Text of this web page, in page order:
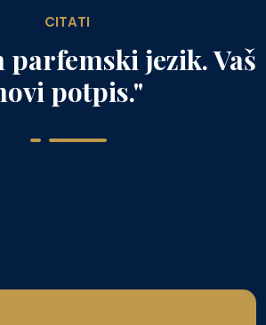
CITATI
parfemski jezik. Vaš
potpis."